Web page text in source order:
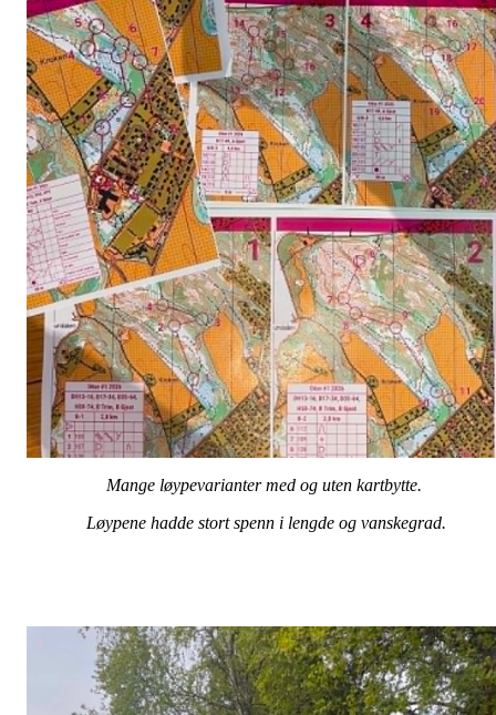
Mange løypevarianter med og uten kartbytte.
Løypene hadde stort spenn i lengde og vanskegrad.